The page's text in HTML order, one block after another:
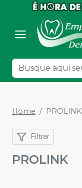
Home PROLINK
Filtrar
PROLINK